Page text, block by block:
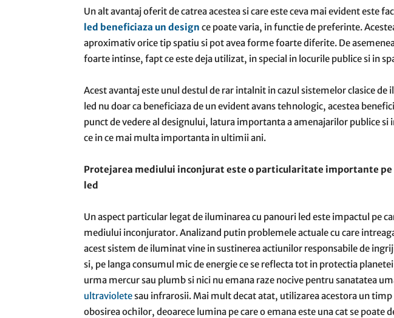
Un alt avantaj oferit de catrea acestea si care este ceva mai evident este
led beneficiaza un design ce poate varia, in functie de preferinte.
aproximativ orice tip spatiu si pot avea forme foarte diferite. De
foarte intinse, fapt ce este deja utilizat, in special in locurile publice si in
Acest avantaj este unul destul de rar intalnit in cazul sistemelor clasice
led nu doar ca beneficiaza de un evident avans tehnologic, acestea
punct de vedere al designului, latura importanta a amenajarilor publice si
ce in ce mai multa importanta in ultimii ani.
Protejarea mediului inconjurat este o particularitate importante pe
led
Un aspect particular legat de iluminarea cu panouri led este impactul pe
mediului inconjurator. Analizand putin problemele actuale cu care
acest sistem de iluminat vine in sustinerea actiunilor responsabile de
si, pe langa consumul mic de energie ce se reflecta tot in protectia
urma mercur sau plumb si nici nu emana raze nocive pentru sanatatea
ultravioletesau infrarosii. Mai mult decat atat, utilizarea acestora un
obosirea ochilor, deoarece lumina pe care o emana este una cat se poate